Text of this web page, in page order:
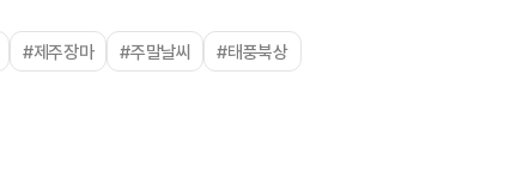
#제주장마 #주말날씨 #태풍북상